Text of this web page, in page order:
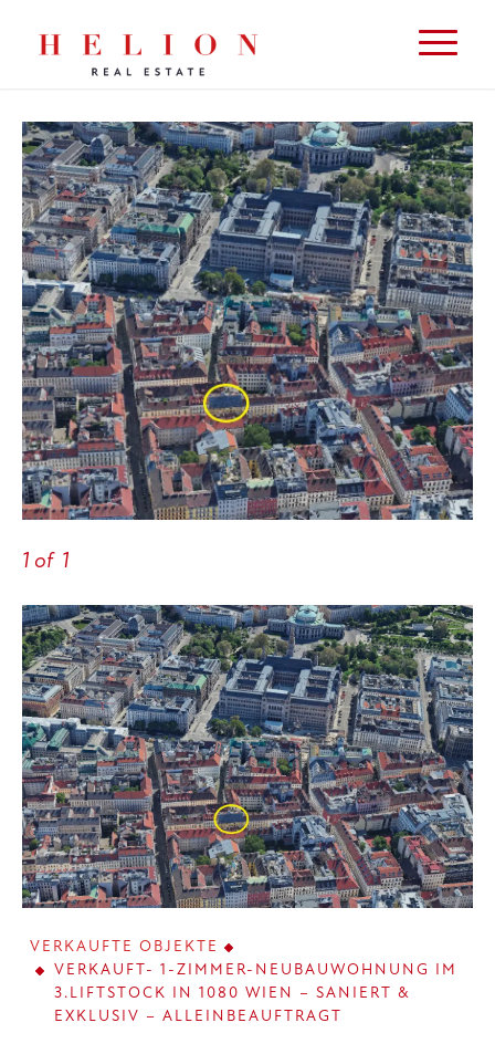
1 of 1
VERKAUFTE OBJEKTE
VERKAUFT- 1-ZIMMER-NEUBAUWOHNUNG IM
3.LIFTSTOCK IN 1080 WIEN – SANIERT &
EXKLUSIV – ALLEINBEAUFTRAGT